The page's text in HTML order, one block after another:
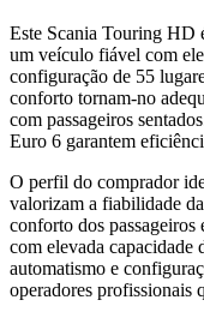
Este Scania Touring HD
um veículo fiável com
configuração de 55
conforto tornam-no
com passageiros
Euro 6 garantem
O perfil do comprador
valorizam a fiabilidade
conforto dos passageiros
com elevada capacidade
automatismo e
operadores profissionais